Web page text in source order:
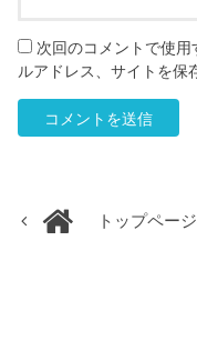
次回のコメントで使
ルアドレス、サイトを保
トップペー